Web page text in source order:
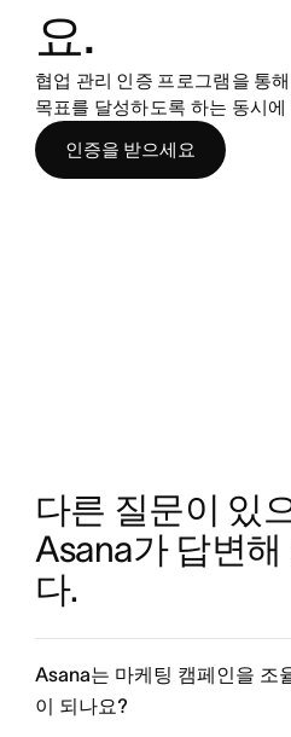
요.
협업 관리 인증 프로그램을 통
목표를 달성하도록 하는 동시
인증을 받으세요
다른 질문이 있
Asana가 답변해
다.
Asana는 마케팅 캠페인을 조
이 되나요?